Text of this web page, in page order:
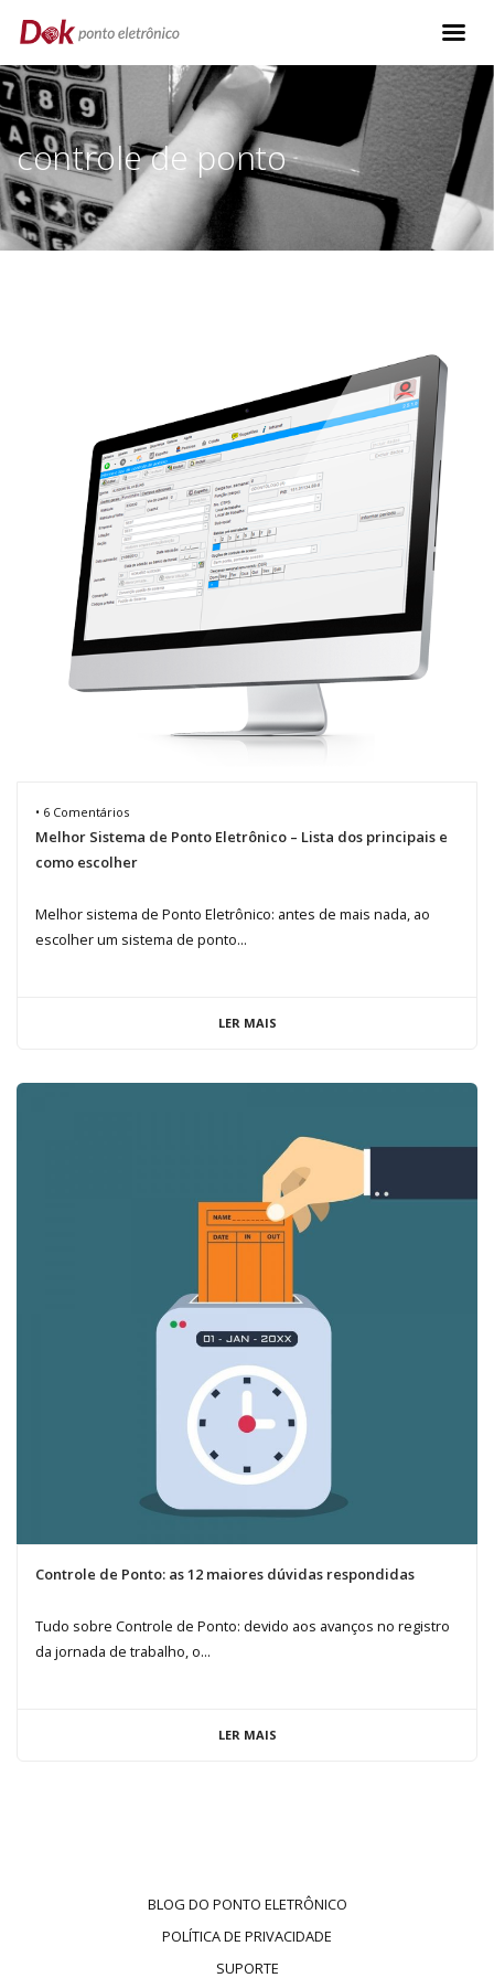
controle de ponto
• 6 Comentários
Melhor Sistema de Ponto Eletrônico – Lista dos principais e
como escolher
Melhor sistema de Ponto Eletrônico: antes de mais nada, ao
escolher um sistema de ponto...
LER MAIS
Controle de Ponto: as 12 maiores dúvidas respondidas
Tudo sobre Controle de Ponto: devido aos avanços no registro
da jornada de trabalho, o...
LER MAIS
BLOG DO PONTO ELETRÔNICO
POLÍTICA DE PRIVACIDADE
SUPORTE